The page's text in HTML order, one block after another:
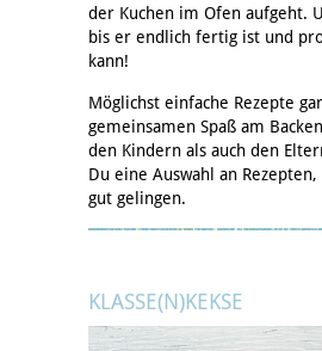
der Kuchen im Ofen aufgeht.
bis er endlich fertig ist und
kann!
Möglichst einfache Rezepte
gemeinsamen Spaß am
den Kindern als auch den
Du eine Auswahl an
gut gelingen.
KLASSE(N)KEKSE